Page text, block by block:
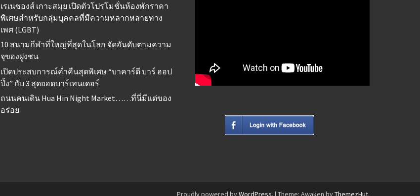
เรเนซองส์ เกาะสมุย เปิดตัวโปรโมชั่นห้องพักราคา
พิเศษสำหรับกลุ่มบุคคลที่มีความหลากหลายทาง
เพศ (LGBT)
10 สนามกีฬาที่ใหญ่ที่สุดในโลก จัดอันดับตามความ
จุของฝูงชน
เปิดประสบการณ์ค่ำคืนสุดพิเศษ “บาคาร์ดี บาร์ ฮอป
ปิ้ง” กับ 3 สุดยอดบาร์เทนเดอร์
ถนนคนเดิน Hua Hin Night Market……ที่นี่มีแต่ของ
อร่อย
Proudly powered byWordPress. | Theme: Awaken byThemezHut.